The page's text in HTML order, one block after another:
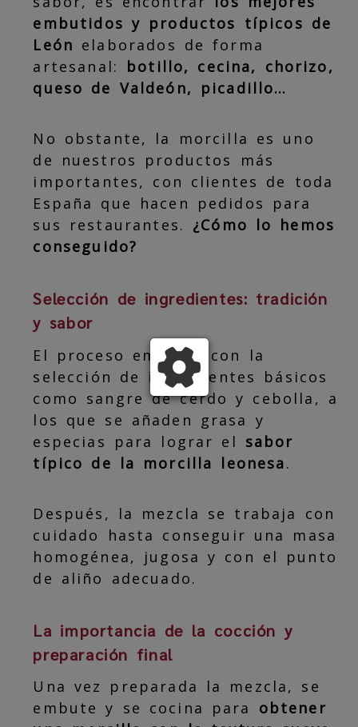
embutidos y productos típicos de
León elaborados de forma
artesanal: botillo, cecina, chorizo,
queso de Valdeón, picadillo…
No obstante, la morcilla es uno
de nuestros productos más
importantes, con clientes de toda
España que hacen pedidos para
sus restaurantes. ¿Cómo lo hemos
conseguido?
Selección de ingredientes: tradición
y sabor
El proceso empieza con la
selección de ingredientes básicos
como sangre de cerdo y cebolla, a
los que se añaden grasa y
especias para lograr el sabor
típico de la morcilla leonesa.
Después, la mezcla se trabaja con
cuidado hasta conseguir una masa
homogénea, jugosa y con el punto
de aliño adecuado.
La importancia de la cocción y
preparación final
Una vez preparada la mezcla, se
embute y se cocina para obtener